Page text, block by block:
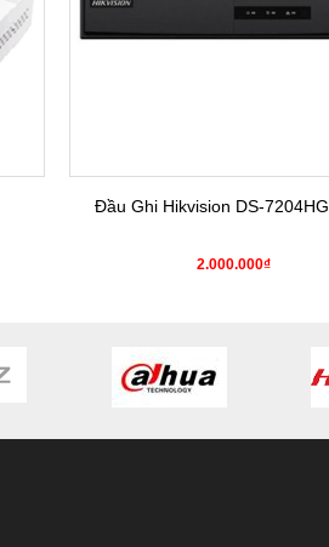
Đầu Ghi Hikvision DS-
2.000.000₫